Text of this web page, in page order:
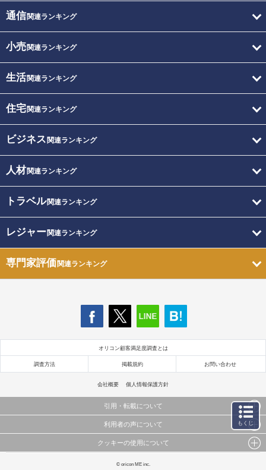
通信関連ランキング
小売関連ランキング
生活関連ランキング
住宅関連ランキング
ビジネス 関連ランキング
人材関連ランキング
トラベル関連ランキング
レジャー関連ランキング
専門家評価関連ランキング
オリコン顧客満足度調査とは
調査方法 掲載規約 お問い合わせ
会社概要 個人情報保護方針
引用・転載について
当サイトで公開されている情報（文字、写真、イラスト、画像データ等）及びこれらの配置・
これらの情報を権利者の許可なく無断転載・複製などの二次利用を行うことは固く禁じており
利用者の声について
当サイトに掲載している内容はすべてサービスの利用者が提出された見解・感想です。
弊社の見解・ 意見ではないことをご理解いただいた上でご覧ください。
クッキーの使用について
このサイトでは Cookie を使用して、ユーザーに合わせたコンテンツや広告の表示、ソーシャル
© oricon ME inc.
もくじ